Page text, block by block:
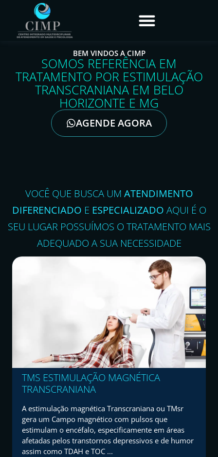
BEM VINDOS A CIMP
SOMOS REFERÊNCIA EM
TRATAMENTO POR ESTIMULAÇÃO
TRANSCRANIANA EM BELO
HORIZONTE E MG
AGENDE AGORA
VOCÊ QUE BUSCA UM ATENDIMENTO
DIFERENCIADO E ESPECIALIZADO AQUI É O
SEU LUGAR POSSUÍMOS O TRATAMENTO MAIS
ADEQUADO A SUA NECESSIDADE
TMS ESTIMULAÇÃO MAGNÉTICA
TRANSCRANIANA
A estimulação magnética Transcraniana ou TMsr
gera um Campo magnético com pulsos que
estimulam o encéfalo, especificamente em áreas
afetadas pelos transtornos depressivos e de humor
assim como TDAH e TOC ...